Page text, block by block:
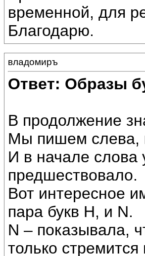
временной, для
Благодарю.
владомиръ
Ответ: Образы
В продолжение
Мы пишем слева,
И в начале слова
предшествовало.
Вот интересное
пара букв Н, и N.
N – показывала,
только